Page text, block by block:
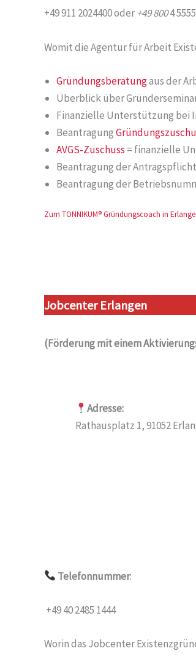
+49 911 2024400 oder+49 8004
Womit die Agentur für Arbeit
Gründungsberatungaus der
Überblick über
Finanzielle Unterstützung bei
Beantragung
AVGS-Zuschuss = finanzielle
Beantragung der
Beantragung der
Zum TONNIKUM® Gründungscoach in
Jobcenter Erlangen
(Förderung mit einem
Adresse:
Rathausplatz 1, 91052
Telefonnummer:
+49 40 2485 1444
Worin das Jobcenter